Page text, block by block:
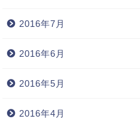
2016年7月
2016年6月
2016年5月
2016年4月